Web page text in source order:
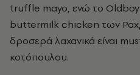
truffle mayo, ενώ το
buttermilk chicken των
δροσερά λαχανικά είναι
κοτόπουλου.